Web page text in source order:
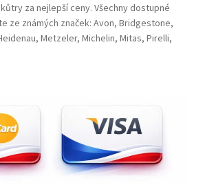
za nejlepší ceny. Všechny dostupné
ze známých značek: Avon, Bridgestone,
Metzeler, Michelin, Mitas, Pirelli,